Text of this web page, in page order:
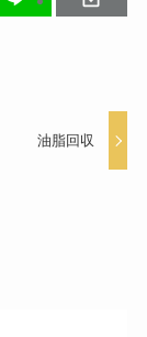
油脂回収